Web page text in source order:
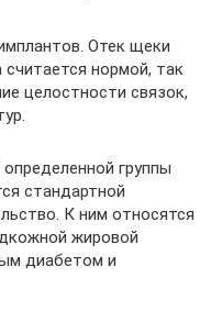
Отек щеки
нормой, так
целостности связок,
группы
стандартной
К ним относятся
жировой
диабетом и